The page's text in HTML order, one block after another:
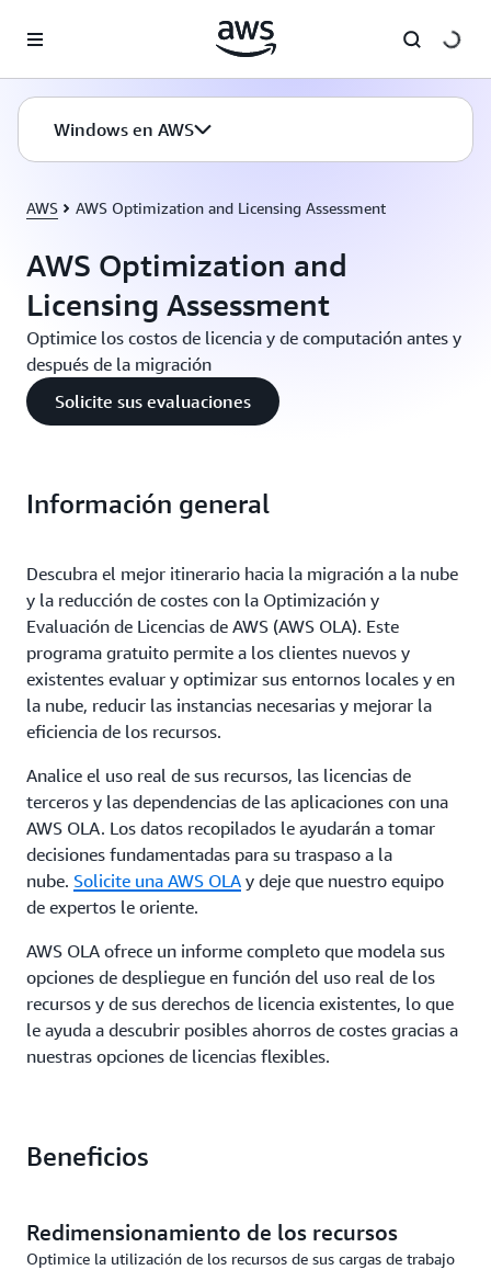
Windows en AWS
AWS AWS Optimization and Licensing Assessment
AWS Optimization and
Licensing Assessment
Optimice los costos de licencia y de computación antes y
después de la migración
Solicite sus evaluaciones
Información general
Descubra el mejor itinerario hacia la migración a la nube
y la reducción de costes con la Optimización y
Evaluación de Licencias de AWS (AWS OLA). Este
programa gratuito permite a los clientes nuevos y
existentes evaluar y optimizar sus entornos locales y en
la nube, reducir las instancias necesarias y mejorar la
eficiencia de los recursos.
Analice el uso real de sus recursos, las licencias de
terceros y las dependencias de las aplicaciones con una
AWS OLA. Los datos recopilados le ayudarán a tomar
decisiones fundamentadas para su traspaso a la
nube. Solicite una AWS OLA y deje que nuestro equipo
de expertos le oriente.
AWS OLA ofrece un informe completo que modela sus
opciones de despliegue en función del uso real de los
recursos y de sus derechos de licencia existentes, lo que
le ayuda a descubrir posibles ahorros de costes gracias a
nuestras opciones de licencias flexibles.
Beneficios
Redimensionamiento de los recursos
Optimice la utilización de los recursos de sus cargas de trabajo